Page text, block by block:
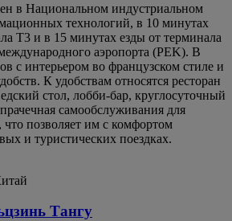
в Национальном индустриальном
технологий, в 10 минутах
T3 и в 15 минутах езды от терминала
аэропорта (PEK). В
с интерьером во французском стиле и
К удобствам относятся ресторан
стол, лобби-бар, круглосуточный
самообслуживания для
что позволяет им с комфортом
и туристических поездках.
Тангу